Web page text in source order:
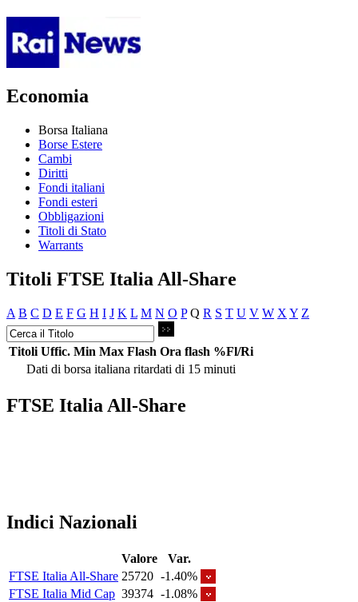
Economia
Borsa Italiana
Borse Estere
Cambi
Diritti
Fondi italiani
Fondi esteri
Obbligazioni
Titoli di Stato
Warrants
Titoli FTSE Italia All-Share
A B C D E F G H I J K L M N O P Q R S T U V W X Y Z
Titoli Uffic. Min Max Flash Ora flash %Fl/Ri
Dati di borsa italiana ritardati di 15 minuti
FTSE Italia All-Share
Indici Nazionali
Valore
Var.
FTSE Italia All-Share 25720 -1.40%
FTSE Italia Mid Cap 39374 -1.08%